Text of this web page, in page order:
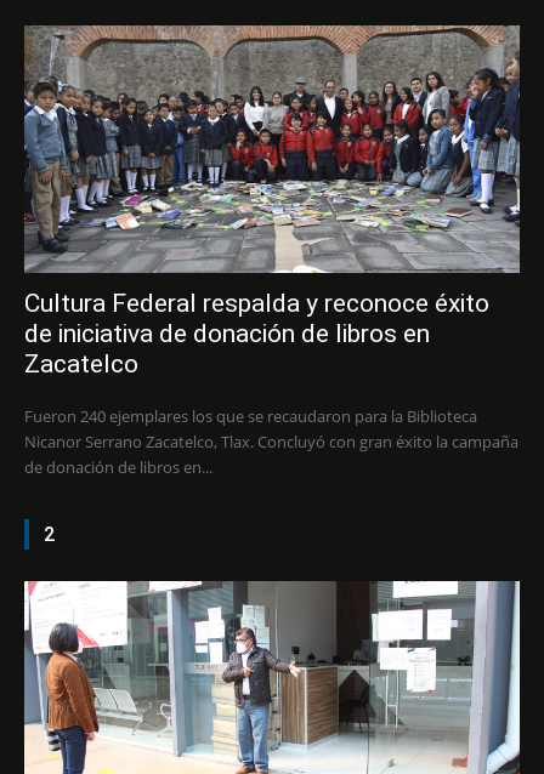
Cultura Federal respalda y reconoce éxito
de iniciativa de donación de libros en
Zacatelco
Fueron 240 ejemplares los que se recaudaron para la Biblioteca
Nicanor Serrano Zacatelco, Tlax. Concluyó con gran éxito la campaña
de donación de libros en...
2